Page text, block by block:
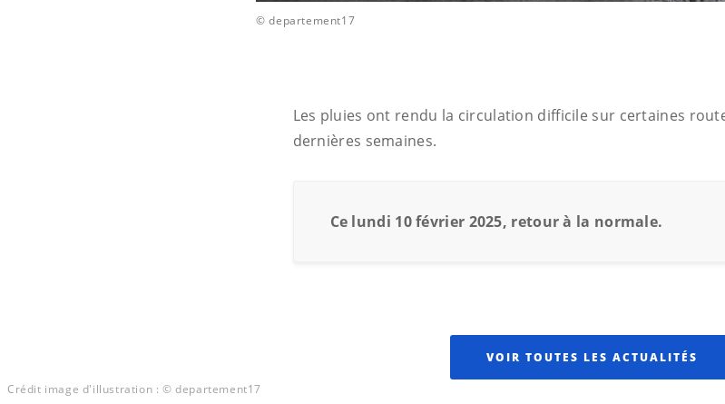
© departement17
Les pluies ont rendu la circulation difficile sur certaines
dernières semaines.
Ce lundi 10 février 2025, retour à la normale.
VOIR TOUTES LES ACTUALITÉS
Crédit image d'illustration : © departement17